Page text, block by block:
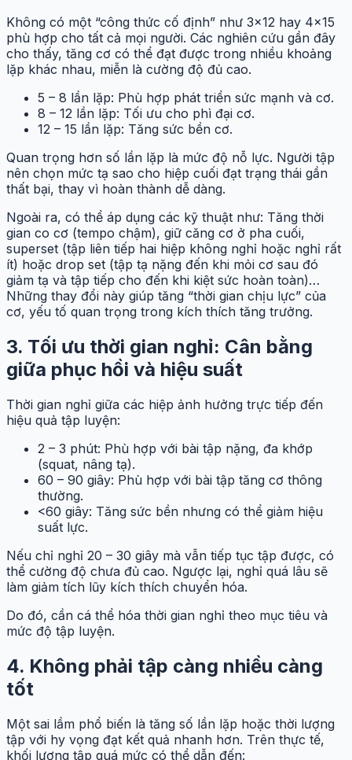
Không có một “công thức cố định” như 3×12 hay 4×15
phù hợp cho tất cả mọi người. Các nghiên cứu gần đây
cho thấy, tăng cơ có thể đạt được trong nhiều khoảng
lặp khác nhau, miễn là cường độ đủ cao.
5 – 8 lần lặp: Phù hợp phát triển sức mạnh và cơ.
8 – 12 lần lặp: Tối ưu cho phì đại cơ.
12 – 15 lần lặp: Tăng sức bền cơ.
Quan trọng hơn số lần lặp là mức độ nỗ lực. Người tập
nên chọn mức tạ sao cho hiệp cuối đạt trạng thái gần
thất bại, thay vì hoàn thành dễ dàng.
Ngoài ra, có thể áp dụng các kỹ thuật như: Tăng thời
gian co cơ (tempo chậm), giữ căng cơ ở pha cuối,
superset (tập liên tiếp hai hiệp không nghỉ hoặc nghỉ rất
ít) hoặc drop set (tập tạ nặng đến khi mỏi cơ sau đó
giảm tạ và tập tiếp cho đến khi kiệt sức hoàn toàn)…
Những thay đổi này giúp tăng “thời gian chịu lực” của
cơ, yếu tố quan trọng trong kích thích tăng trưởng.
3. Tối ưu thời gian nghỉ: Cân bằng
giữa phục hồi và hiệu suất
Thời gian nghỉ giữa các hiệp ảnh hưởng trực tiếp đến
hiệu quả tập luyện:
2 – 3 phút: Phù hợp với bài tập nặng, đa khớp
(squat, nâng tạ).
60 – 90 giây: Phù hợp với bài tập tăng cơ thông
thường.
<60 giây: Tăng sức bền nhưng có thể giảm hiệu
suất lực.
Nếu chỉ nghỉ 20 – 30 giây mà vẫn tiếp tục tập được, có
thể cường độ chưa đủ cao. Ngược lại, nghỉ quá lâu sẽ
làm giảm tích lũy kích thích chuyển hóa.
Do đó, cần cá thể hóa thời gian nghỉ theo mục tiêu và
mức độ tập luyện.
4. Không phải tập càng nhiều càng
tốt
Một sai lầm phổ biến là tăng số lần lặp hoặc thời lượng
tập với hy vọng đạt kết quả nhanh hơn. Trên thực tế,
khối lượng tập quá mức có thể dẫn đến: